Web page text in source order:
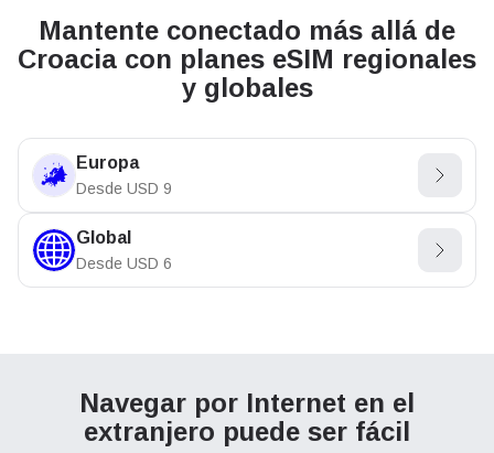
Mantente conectado más allá de
Croacia con planes eSIM regionales
y globales
Europa
Desde USD 9
Global
Desde USD 6
Navegar por Internet en el
extranjero puede ser fácil